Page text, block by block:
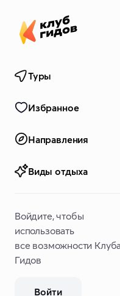
Туры
Избранное
Направления
Виды отдыха
Войдите, чтобы
использовать
все возможности Клуба
Гидов
Войти